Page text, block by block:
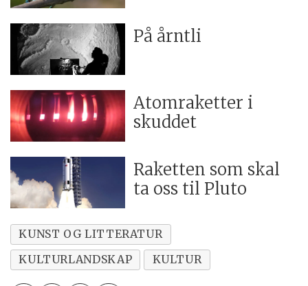
På årntli
Atomraketter i
skuddet
Raketten som skal
ta oss til Pluto
KUNST OG LITTERATUR
KULTURLANDSKAP
KULTUR